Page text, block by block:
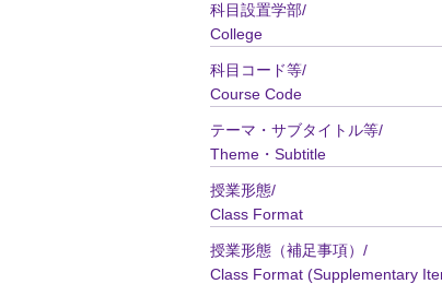
科目設置学部/
College
科目コード等/
Course Code
テーマ・サブタイトル等/
Theme・Subtitle
授業形態/
Class Format
授業形態（補足事項）/
Class Format (Supplementary